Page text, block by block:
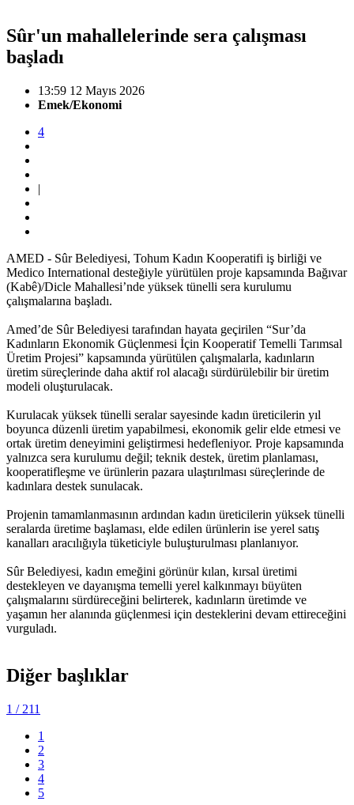
Sûr'un mahallelerinde sera çalışması
başladı
13:59 12 Mayıs 2026
Emek/Ekonomi
4
|
AMED - Sûr Belediyesi, Tohum Kadın Kooperatifi iş birliği ve
Medico International desteğiyle yürütülen proje kapsamında Bağıvar
(Kabê)/Dicle Mahallesi’nde yüksek tünelli sera kurulumu
çalışmalarına başladı.
Amed’de Sûr Belediyesi tarafından hayata geçirilen “Sur’da
Kadınların Ekonomik Güçlenmesi İçin Kooperatif Temelli Tarımsal
Üretim Projesi” kapsamında yürütülen çalışmalarla, kadınların
üretim süreçlerinde daha aktif rol alacağı sürdürülebilir bir üretim
modeli oluşturulacak.
Kurulacak yüksek tünelli seralar sayesinde kadın üreticilerin yıl
boyunca düzenli üretim yapabilmesi, ekonomik gelir elde etmesi ve
ortak üretim deneyimini geliştirmesi hedefleniyor. Proje kapsamında
yalnızca sera kurulumu değil; teknik destek, üretim planlaması,
kooperatifleşme ve ürünlerin pazara ulaştırılması süreçlerinde de
kadınlara destek sunulacak.
Projenin tamamlanmasının ardından kadın üreticilerin yüksek tünelli
seralarda üretime başlaması, elde edilen ürünlerin ise yerel satış
kanalları aracılığıyla tüketiciyle buluşturulması planlanıyor.
Sûr Belediyesi, kadın emeğini görünür kılan, kırsal üretimi
destekleyen ve dayanışma temelli yerel kalkınmayı büyüten
çalışmalarını sürdüreceğini belirterek, kadınların üretimde ve
yaşamın her alanında güçlenmesi için desteklerini devam ettireceğini
vurguladı.
Diğer başlıklar
1 / 211
1
2
3
4
5